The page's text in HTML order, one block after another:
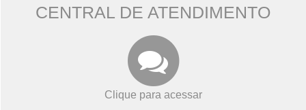
CENTRAL DE ATENDIMENTO
Clique para acessar